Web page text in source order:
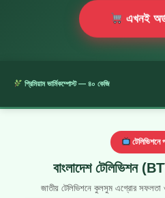
এখনই
প্রিমিয়াম ভার্মিকম্পোস্ট — ৪০ কেজি
টেলিভিশনে
বাংলাদেশ টেলিভিশন
জাতীয় টেলিভিশনে কুলসুম এগ্রোর সফলতা ও